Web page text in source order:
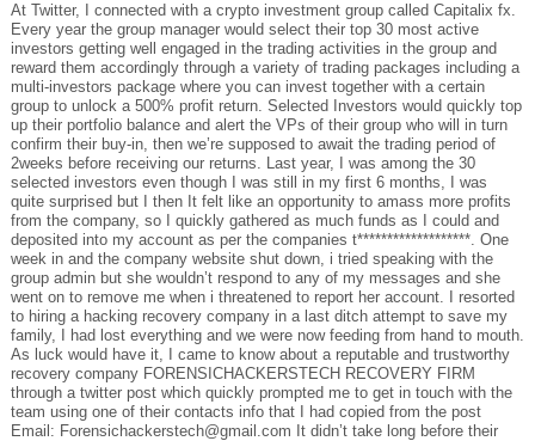
At Twitter, I connected with a crypto investment group called Capitalix fx.
Every year the group manager would select their top 30 most active
investors getting well engaged in the trading activities in the group and
reward them accordingly through a variety of trading packages including a
multi-investors package where you can invest together with a certain
group to unlock a 500% profit return. Selected Investors would quickly top
up their portfolio balance and alert the VPs of their group who will in turn
confirm their buy-in, then we’re supposed to await the trading period of
2weeks before receiving our returns. Last year, I was among the 30
selected investors even though I was still in my first 6 months, I was
quite surprised but I then It felt like an opportunity to amass more profits
from the company, so I quickly gathered as much funds as I could and
deposited into my account as per the companies t*******************. One
week in and the company website shut down, i tried speaking with the
group admin but she wouldn’t respond to any of my messages and she
went on to remove me when i threatened to report her account. I resorted
to hiring a hacking recovery company in a last ditch attempt to save my
family, I had lost everything and we were now feeding from hand to mouth.
As luck would have it, I came to know about a reputable and trustworthy
recovery company FORENSICHACKERSTECH RECOVERY FIRM
through a twitter post which quickly prompted me to get in touch with the
team using one of their contacts info that I had copied from the post
Email: Forensichackerstech@gmail.com It didn’t take long before their